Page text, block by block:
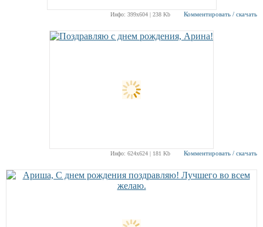
Инфо: 399х604 | 238 Kb Комментировать / скачать
Инфо: 624х624 | 181 Kb Комментировать / скачать